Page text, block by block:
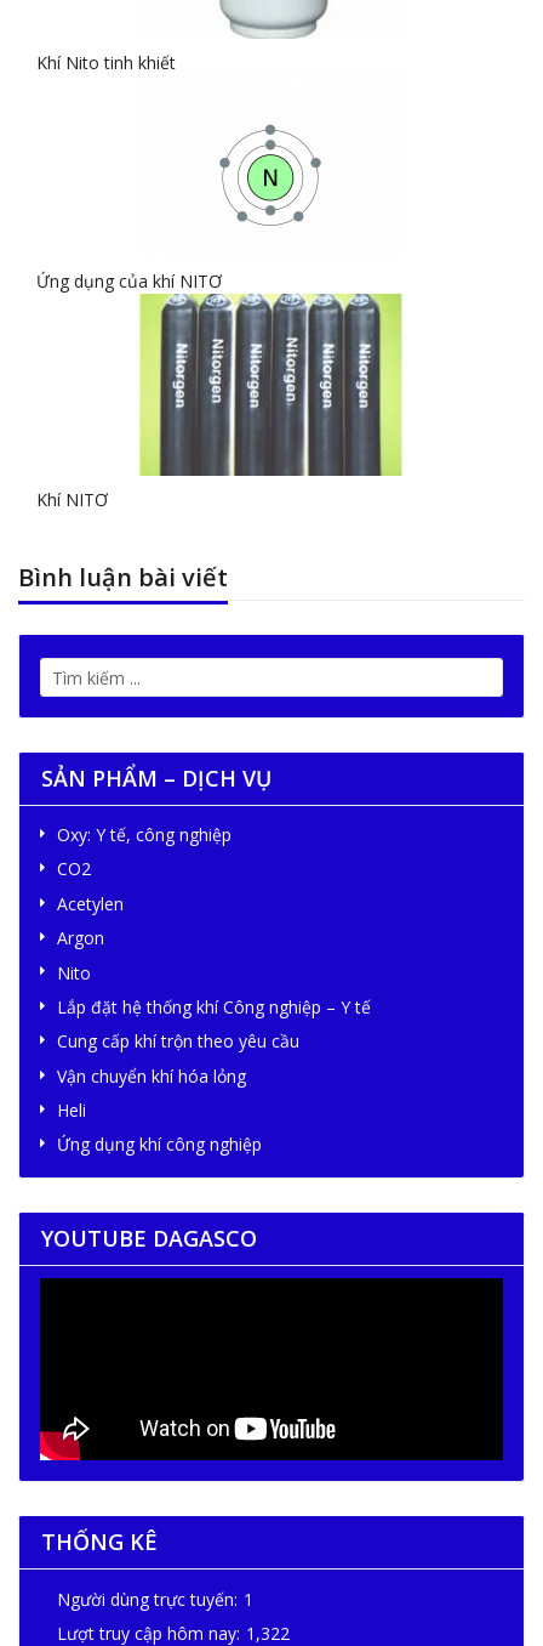
Khí Nito tinh khiết
Ứng dụng của khí NITƠ
Khí NITƠ
Bình luận bài viết
SẢN PHẨM – DỊCH VỤ
Oxy: Y tế, công nghiệp
CO2
Acetylen
Argon
Nito
Lắp đặt hệ thống khí Công nghiệp – Y tế
Cung cấp khí trộn theo yêu cầu
Vận chuyển khí hóa lỏng
Heli
Ứng dụng khí công nghiệp
YOUTUBE DAGASCO
THỐNG KÊ
Người dùng trực tuyến: 1
Lượt truy cập hôm nay: 1,322